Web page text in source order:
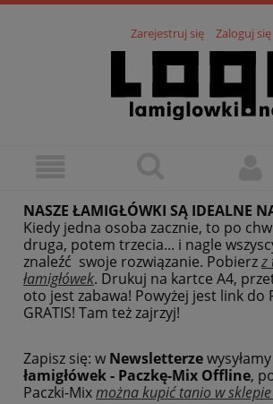
Zarejestruj się Zaloguj się
NASZE ŁAMIGŁÓWKI SĄ IDEALNE
Kiedy jedna osoba zacznie, to po
druga, potem trzecia... i nagle
znaleźć swoje rozwiązanie. Pobierzz
łamigłówek. Drukuj na kartce A4,
oto jest zabawa! Powyżej jest link do
GRATIS! Tam też zajrzyj!
Zapisz się: w Newsletterze
łamigłówek - Paczkę-Mix Offline,
Paczki-Mixmożna kupić tanio w sklepie